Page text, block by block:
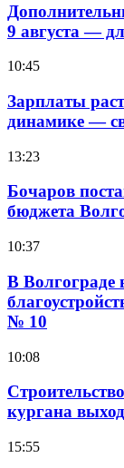
9 августа —
10:45
Зарплаты
динамике —
13:23
Бочаров
бюджета
10:37
В Волгограде
№ 10
10:08
кургана
15:55